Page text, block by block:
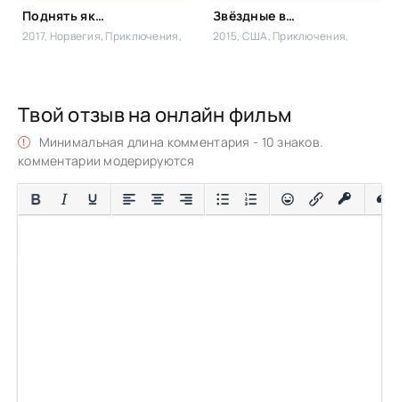
Поднять якоря!
2017, Норвегия, Приключения,
Звёздные войны: Пробуждение Силы
2015, США, Приключения,
Твой отзыв на онлайн фильм
Минимальная длина комментария - 10 знаков.
комментарии модерируются